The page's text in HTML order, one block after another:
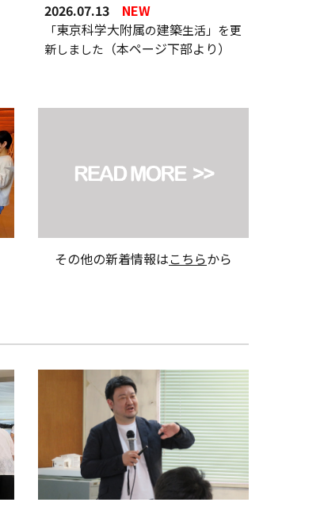
2026.07.13 NEW
「東京科学大附属の建築生活」を更
新しました （本ページ下部より）
その他の新着情報はこちらから